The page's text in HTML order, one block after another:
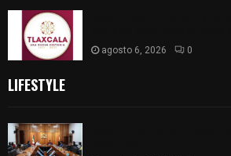
agosto 6, 2026 0
LIFESTYLE